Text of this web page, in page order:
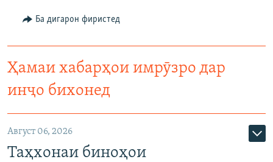
Ба дигарон фиристед
Ҳамаи хабарҳои имрӯзро дар
инҷо бихонед
Август 06, 2026
Таҳхонаи биноҳои